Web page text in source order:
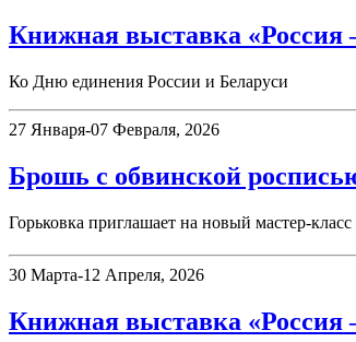
Книжная выставка «Россия
Ко Дню единения России и Беларуси
27 Января-07 Февраля, 2026
Брошь с обвинской
Горьковка приглашает на новый мастер-класс
30 Марта-12 Апреля, 2026
Книжная выставка «Россия